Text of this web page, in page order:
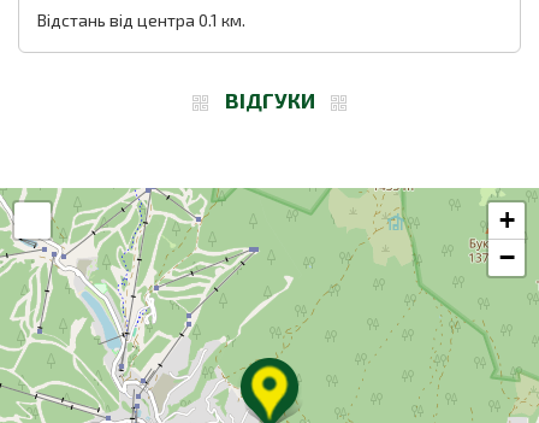
Відстань від центра 0.1 км.
ВІДГУКИ
+
−